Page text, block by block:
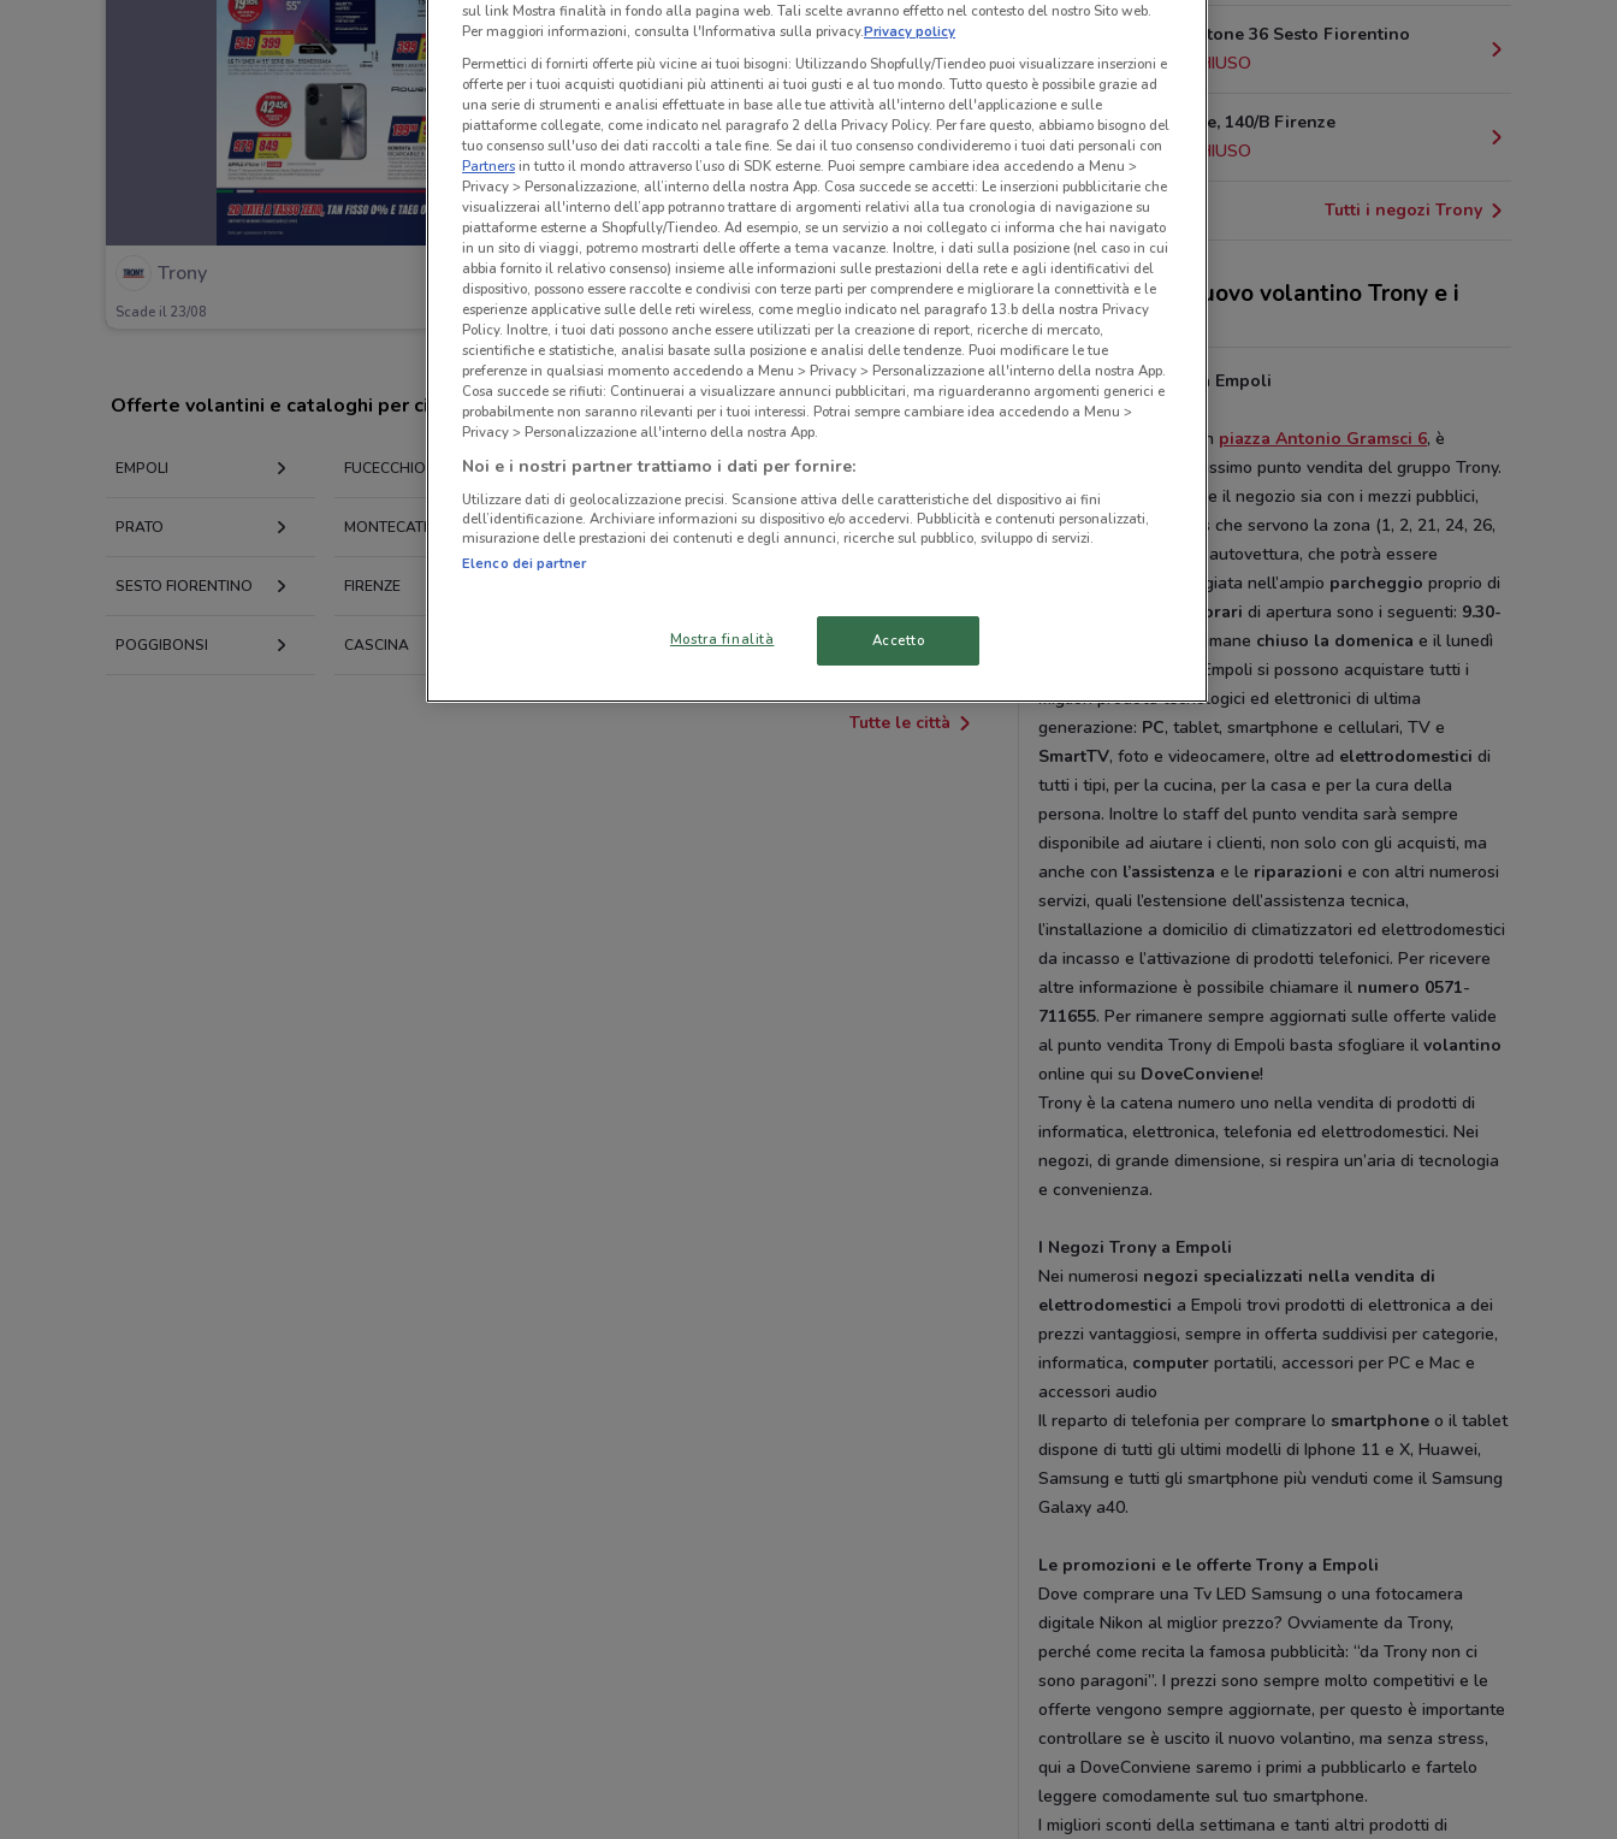
Trony
Scade il 23/08 23.1 km
Offerte volantini e cataloghi per città nelle vicinanze
EMPOLI FUCECCHIO CAMPI BISENZIO SCANDICCI
PRATO MONTECATINI-TERME CALENZANO PISTOIA
SESTO FIORENTINO FIRENZE
POGGIBONSI CASCINA
Tutte le città
Via del Cantone 36 Sesto Fiorentino
21.2 km
CHIUSO
Via Pistoiese, 140/B Firenze
21.4 km
CHIUSO
Tutti i negozi Trony
Gli sconti del nuovo volantino Trony e i
negozi
Dove trovare Trony a Empoli
Trony Empoli
Nel centro di Empoli, in piazza Antonio Gramsci 6, è
presente un attrezzatissimo punto vendita del gruppo Trony.
È possibile raggiungere il negozio sia con i mezzi pubblici,
grazie ai numerosi bus che servono la zona (1, 2, 21, 24, 26,
33), sia con la propria autovettura, che potrà essere
comodamente posteggiata nell’ampio parcheggio proprio di
orari di apertura sono i seguenti: 9.30-
; rimane chiuso la domenica e il lunedì
mattina. Nel Trony di Empoli si possono acquistare tutti i
migliori prodotti tecnologici ed elettronici di ultima
generazione: PC, tablet, smartphone e cellulari, TV e
SmartTV, foto e videocamere, oltre ad elettrodomestici di
tutti i tipi, per la cucina, per la casa e per la cura della
persona. Inoltre lo staff del punto vendita sarà sempre
disponibile ad aiutare i clienti, non solo con gli acquisti, ma
anche con l’assistenza e le riparazioni e con altri numerosi
servizi, quali l’estensione dell’assistenza tecnica,
l’installazione a domicilio di climatizzatori ed elettrodomestici
da incasso e l’attivazione di prodotti telefonici. Per ricevere
altre informazione è possibile chiamare il numero 0571-
711655. Per rimanere sempre aggiornati sulle offerte valide
al punto vendita Trony di Empoli basta sfogliare ilvolantino
online qui su DoveConviene!
Trony è la catena numero uno nella vendita di prodotti di
informatica, elettronica, telefonia ed elettrodomestici. Nei
negozi, di grande dimensione, si respira un’aria di tecnologia
e convenienza.
I Negozi Trony a Empoli
Nei numerosi negozi specializzati nella vendita di
elettrodomestici a Empoli trovi prodotti di elettronica a dei
prezzi vantaggiosi, sempre in offerta suddivisi per categorie,
informatica, computer portatili, accessori per PC e Mac e
accessori audio
Il reparto di telefonia per comprare lo smartphone o il tablet
dispone di tutti gli ultimi modelli di Iphone 11 e X, Huawei,
Samsung e tutti gli smartphone più venduti come il Samsung
Galaxy a40.
Le promozioni e le offerte Trony a Empoli
Dove comprare una Tv LED Samsung o una fotocamera
digitale Nikon al miglior prezzo? Ovviamente da Trony,
perché come recita la famosa pubblicità: “da Trony non ci
sono paragoni”. I prezzi sono sempre molto competitivi e le
offerte vengono sempre aggiornate, per questo è importante
controllare se è uscito il nuovo volantino, ma senza stress,
qui a DoveConviene saremo i primi a pubblicarlo e fartelo
leggere comodamente sul tuo smartphone.
I migliori sconti della settimana e tanti altri prodotti di
sul link Mostra finalità in fondo alla pagina web. Tali scelte avranno effetto nel contesto del nostro Sito web.
Per maggiori informazioni, consulta l'Informativa sulla privacy.Privacy policy
Permettici di fornirti offerte più vicine ai tuoi bisogni: Utilizzando Shopfully/Tiendeo puoi visualizzare inserzioni e
offerte per i tuoi acquisti quotidiani più attinenti ai tuoi gusti e al tuo mondo. Tutto questo è possibile grazie ad
una serie di strumenti e analisi effettuate in base alle tue attività all'interno dell'applicazione e sulle
piattaforme collegate, come indicato nel paragrafo 2 della Privacy Policy. Per fare questo, abbiamo bisogno del
tuo consenso sull'uso dei dati raccolti a tale fine. Se dai il tuo consenso condivideremo i tuoi dati personali con
Partnersin tutto il mondo attraverso l’uso di SDK esterne. Puoi sempre cambiare idea accedendo a Menu >
Privacy > Personalizzazione, all’interno della nostra App. Cosa succede se accetti: Le inserzioni pubblicitarie che
visualizzerai all'interno dell’app potranno trattare di argomenti relativi alla tua cronologia di navigazione su
piattaforme esterne a Shopfully/Tiendeo. Ad esempio, se un servizio a noi collegato ci informa che hai navigato
in un sito di viaggi, potremo mostrarti delle offerte a tema vacanze. Inoltre, i dati sulla posizione (nel caso in cui
abbia fornito il relativo consenso) insieme alle informazioni sulle prestazioni della rete e agli identificativi del
dispositivo, possono essere raccolte e condivisi con terze parti per comprendere e migliorare la connettività e le
esperienze applicative sulle delle reti wireless, come meglio indicato nel paragrafo 13.b della nostra Privacy
Policy. Inoltre, i tuoi dati possono anche essere utilizzati per la creazione di report, ricerche di mercato,
scientifiche e statistiche, analisi basate sulla posizione e analisi delle tendenze. Puoi modificare le tue
preferenze in qualsiasi momento accedendo a Menu > Privacy > Personalizzazione all'interno della nostra App.
Cosa succede se rifiuti: Continuerai a visualizzare annunci pubblicitari, ma riguarderanno argomenti generici e
probabilmente non saranno rilevanti per i tuoi interessi. Potrai sempre cambiare idea accedendo a Menu >
Privacy > Personalizzazione all'interno della nostra App.
Noi e i nostri partner trattiamo i dati per fornire:
Utilizzare dati di geolocalizzazione precisi. Scansione attiva delle caratteristiche del dispositivo ai fini
dell’identificazione. Archiviare informazioni su dispositivo e/o accedervi. Pubblicità e contenuti personalizzati,
misurazione delle prestazioni dei contenuti e degli annunci, ricerche sul pubblico, sviluppo di servizi.
Elenco dei partner
Mostra finalità Accetto